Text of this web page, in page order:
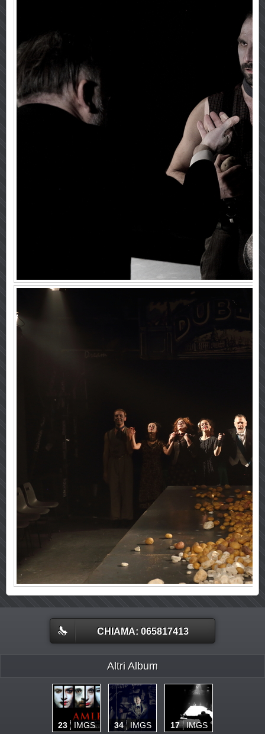
CHIAMA: 065817413
Altri Album
23 IMGS 34 IMGS 17 IMGS